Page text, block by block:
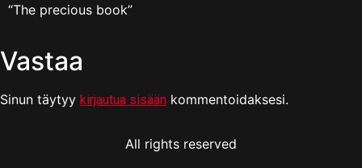
“The precious book”
Vastaa
Sinun täytyy kirjautua sisään kommentoidaksesi.
All rights reserved